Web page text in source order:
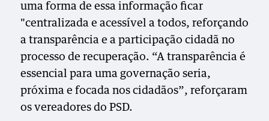
uma forma de essa informação ficar
"centralizada e acessível a todos, reforçando
a transparência e a participação cidadã no
processo de recuperação. “A transparência é
essencial para uma governação seria,
próxima e focada nos cidadãos”, reforçaram
os vereadores do PSD.